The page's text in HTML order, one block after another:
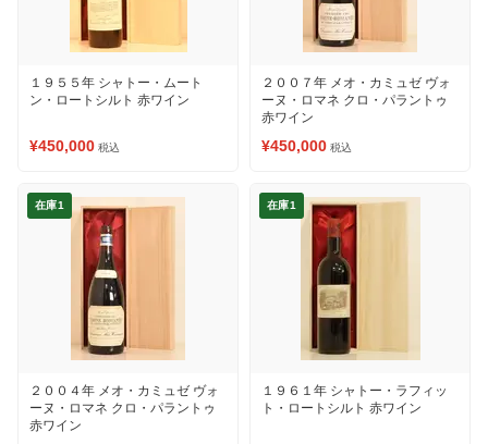
１９５５年 シャトー・ムート
ン・ロートシルト 赤ワイン
¥450,000 税込
２００７年 メオ・カミュゼ ヴォ
ーヌ・ロマネ クロ・パラントゥ
赤ワイン
¥450,000 税込
在庫1
２００４年 メオ・カミュゼ ヴォ
ーヌ・ロマネ クロ・パラントゥ
赤ワイン
在庫1
１９６１年 シャトー・ラフィッ
ト・ロートシルト 赤ワイン